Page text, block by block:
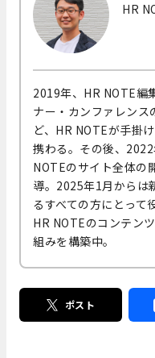
HR
2019年、HR NOTE編
ナー・カンファレンス
ど、HR NOTEが手掛
携わる。その後、
NOTEのサイト全体の
導。2025年1月からは
るすべての方にとって
HR NOTEのコンテン
組みを構築中。
ポスト